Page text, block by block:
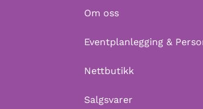
Om oss
Eventplanlegging &
Nettbutikk
Salgsvarer